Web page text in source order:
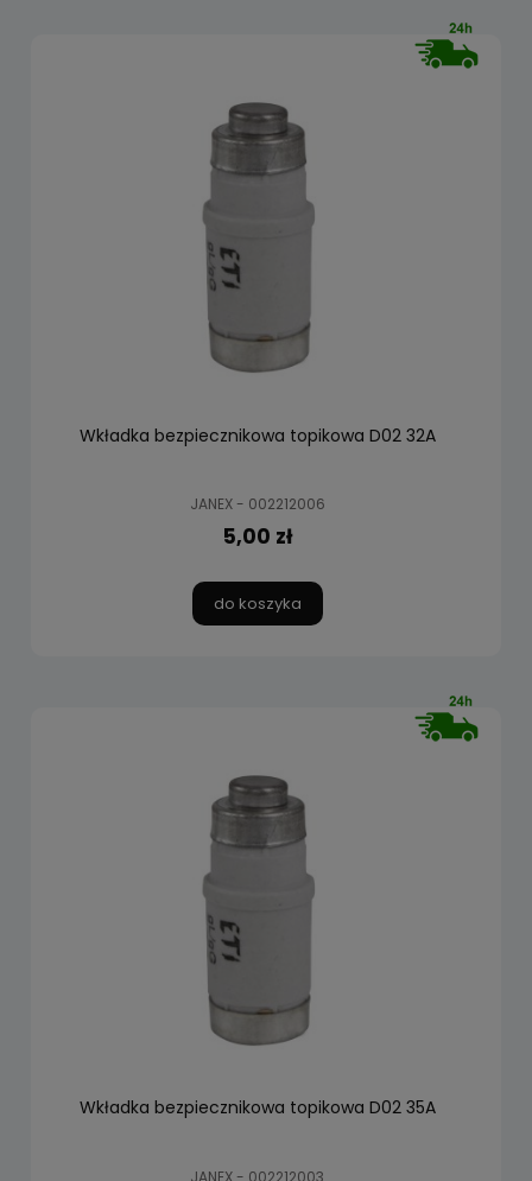
Wkładka bezpiecznikowa topikowa D02 32A
JANEX - 002212006
5,00 zł
do koszyka
Wkładka bezpiecznikowa topikowa D02 35A
JANEX - 002212003